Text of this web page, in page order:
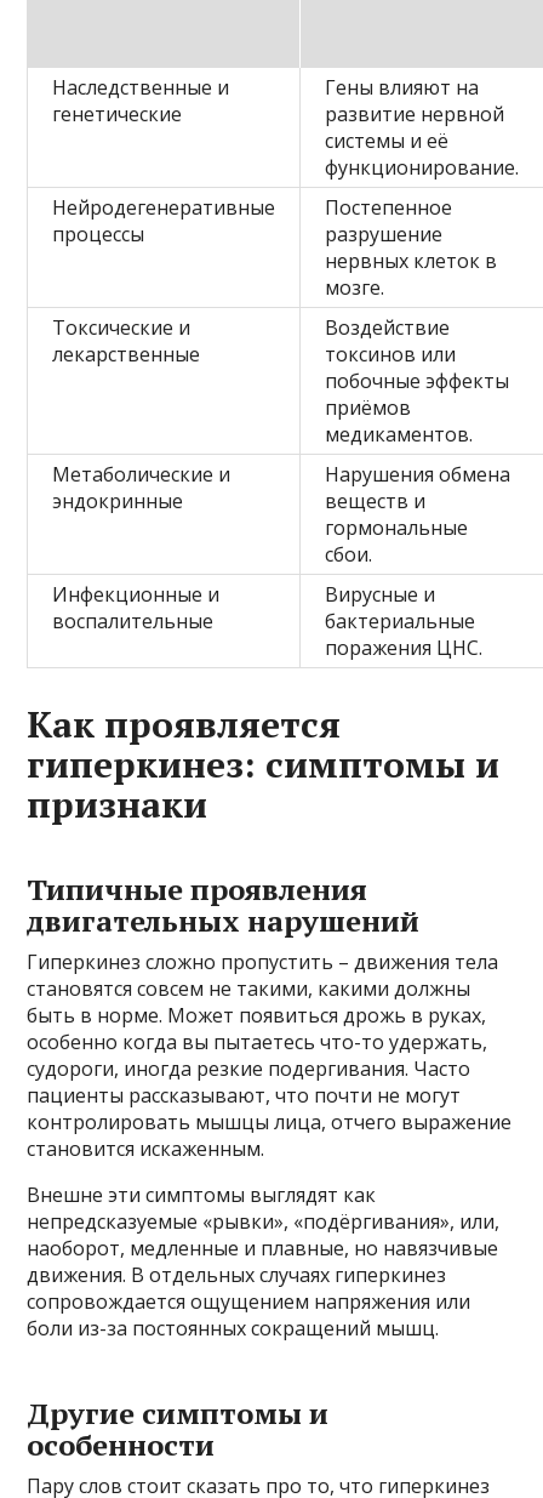
Наследственные и
генетические
Гены влияют на
развитие нервной
системы и её
функционирование.
Нейродегенеративные
процессы
Постепенное
разрушение
нервных клеток в
мозге.
Токсические и
лекарственные
Воздействие
токсинов или
побочные эффекты
приёмов
медикаментов.
Метаболические и
эндокринные
Нарушения обмена
веществ и
гормональные
сбои.
Инфекционные и
воспалительные
Вирусные и
бактериальные
поражения ЦНС.
Как проявляется
гиперкинез: симптомы и
признаки
Типичные проявления
двигательных нарушений
Гиперкинез сложно пропустить – движения тела
становятся совсем не такими, какими должны
быть в норме. Может появиться дрожь в руках,
особенно когда вы пытаетесь что-то удержать,
судороги, иногда резкие подергивания. Часто
пациенты рассказывают, что почти не могут
контролировать мышцы лица, отчего выражение
становится искаженным.
Внешне эти симптомы выглядят как
непредсказуемые «рывки», «подёргивания», или,
наоборот, медленные и плавные, но навязчивые
движения. В отдельных случаях гиперкинез
сопровождается ощущением напряжения или
боли из-за постоянных сокращений мышц.
Другие симптомы и
особенности
Пару слов стоит сказать про то, что гиперкинез